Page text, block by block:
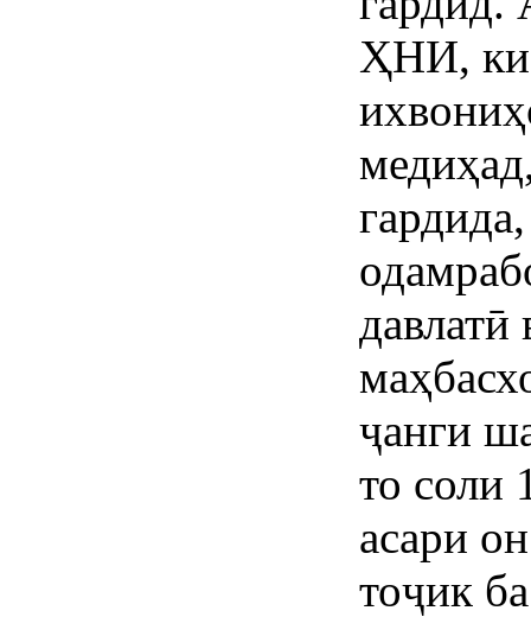
ҲНИ, ки
ҷанги
то соли
асари
тоҷик